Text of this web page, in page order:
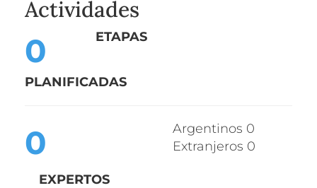
Actividades
0 ETAPAS
PLANIFICADAS
0
EXPERTOS
Argentinos 0
Extranjeros 0